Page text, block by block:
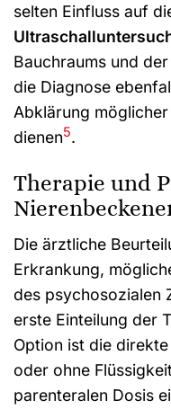
selten Einfluss auf
Bauchraums und
die Diagnose
Abklärung
dienen5.
Therapie und
Die ärztliche
Erkrankung,
des psychosozialen
erste Einteilung der
Option ist die direkte
oder ohne
parenteralen Dosis